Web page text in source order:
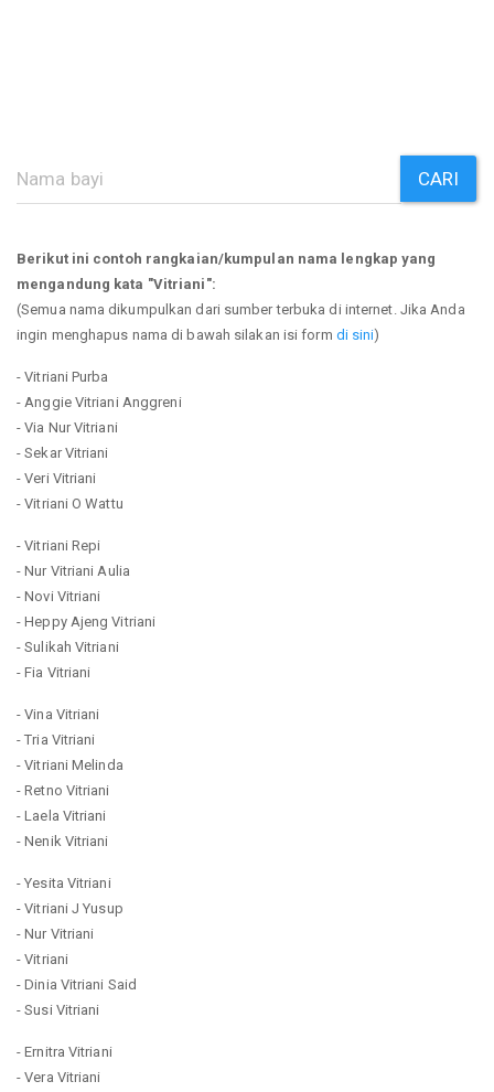
CARI
Berikut ini contoh rangkaian/kumpulan nama lengkap yang
mengandung kata "Vitriani":
(Semua nama dikumpulkan dari sumber terbuka di internet. Jika Anda
ingin menghapus nama di bawah silakan isi form di sini)
- Vitriani Purba
- Anggie Vitriani Anggreni
- Via Nur Vitriani
- Sekar Vitriani
- Veri Vitriani
- Vitriani O Wattu
- Vitriani Repi
- Nur Vitriani Aulia
- Novi Vitriani
- Heppy Ajeng Vitriani
- Sulikah Vitriani
- Fia Vitriani
- Vina Vitriani
- Tria Vitriani
- Vitriani Melinda
- Retno Vitriani
- Laela Vitriani
- Nenik Vitriani
- Yesita Vitriani
- Vitriani J Yusup
- Nur Vitriani
- Vitriani
- Dinia Vitriani Said
- Susi Vitriani
- Ernitra Vitriani
- Vera Vitriani